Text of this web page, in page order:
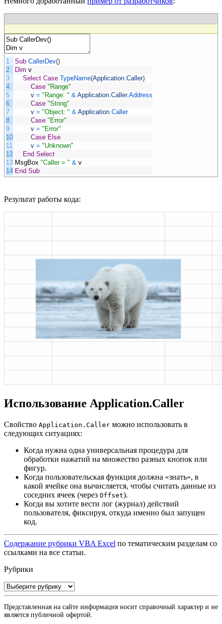
1
2
3
4
5
6
7
8
9
10
11
12
13
14
Sub CallerDev()
Dim v
Select Case TypeName(Application Caller)
Case "Range"
v = "Range: " & Application Caller.Address
Case "String"
v = "Object: " & Application Caller
Case "Error"
v = "Error"
Case Else
v = "Unknown"
End Select
MsgBox "Caller = " & v
End Sub
Результат работы кода:
Использование Application.Caller
Свойство Application.Caller можно использовать в
следующих ситуациях:
Когда нужна одна универсальная процедура для
обработки нажатий на множество разных кнопок или
фигур.
Когда пользовательская функция должна «знать», в
какой ячейке она вычисляется, чтобы считать данные из
соседних ячеек (через Offset).
Когда вы хотите вести лог (журнал) действий
пользователя, фиксируя, откуда именно был запущен
код.
Содержание рубрики VBA Excel по тематическим разделам со
ссылками на все статьи.
Рубрики
Рубрики
Представленная на сайте информация носит справочный характер и не
является публичной офертой.